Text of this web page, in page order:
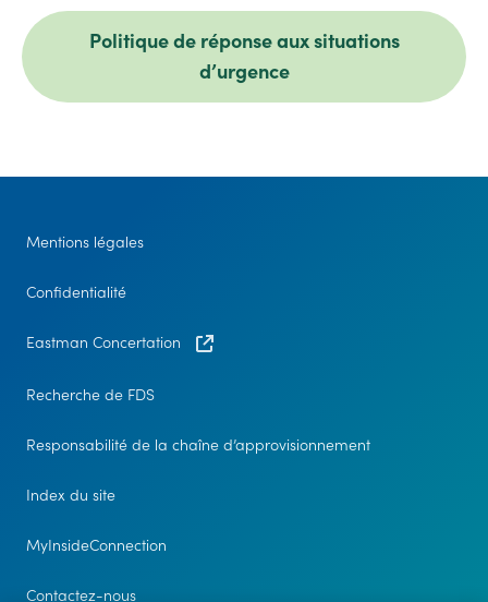
Politique de réponse aux situations
d’urgence
Mentions légales
Confidentialité
Eastman Concertation
Recherche de FDS
Responsabilité de la chaîne d’approvisionnement
Index du site
MyInsideConnection
Contactez-nous